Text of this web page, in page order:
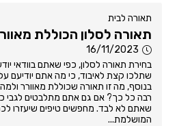
תאורה לבית
תאורה לסלון הכוללת
16/11/2023
בחירת תאורה לסלון, כפי שאתם בוודאי
שתלכו קצת לאיבוד, כי מה אתם יודיעם
בנוסף, מה זו תאורה שכוללת מאוורר
רבה כל כך? אם גם אתם מתלבטים לגבי
שאתם לא לבד. מחפשים טיפים שיעזרו
המושלמת...